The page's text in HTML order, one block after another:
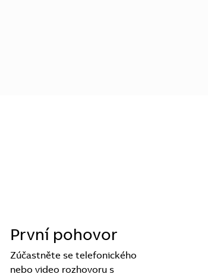
První pohovor
Zúčastněte se telefonického
nebo video rozhovoru s